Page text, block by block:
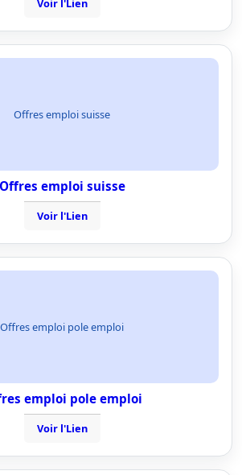
Voir l'Lien
Offres emploi suisse
Offres emploi suisse
Voir l'Lien
Offres emploi pole emploi
emploi pole emploi
Voir l'Lien